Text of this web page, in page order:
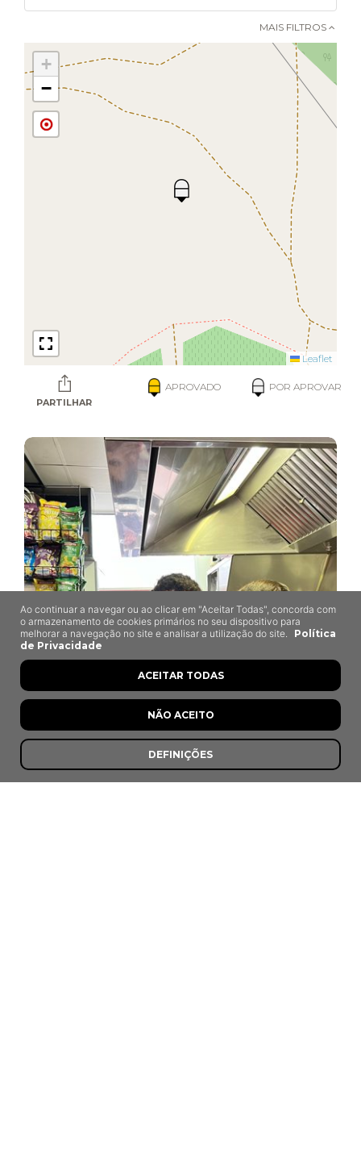
MAIS FILTROS 
+
−
Leaflet
PARTILHAR
APROVADO POR APROVAR
Casa da Sandes do Cozido
Ao continuar a navegar ou ao clicar em "Aceitar Todas", concorda com
o armazenamento de cookies primários no seu dispositivo para
melhorar a navegação no site e analisar a utilização do site.
Política
de Privacidade
DEFINIÇÕES
NÃO ACEITO
ACEITAR TODAS